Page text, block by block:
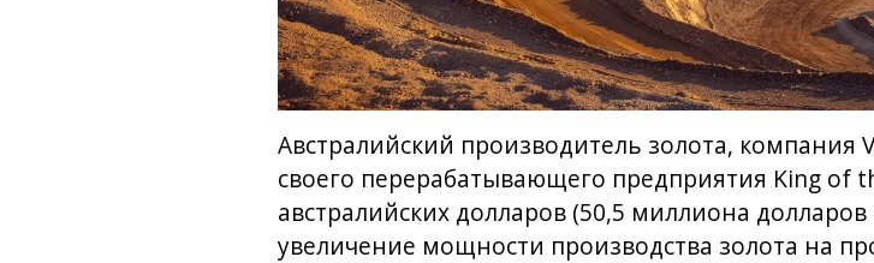
Австралийский производитель золота,
своего перерабатывающего предприятия King of
австралийских долларов (50,5 миллиона
увеличение мощности производства золота на